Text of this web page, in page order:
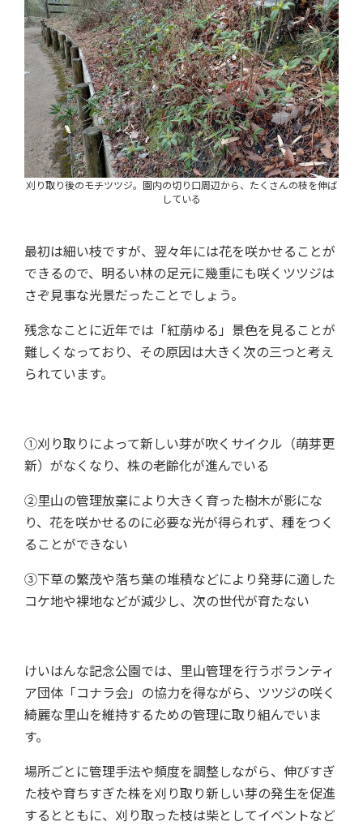
刈り取り後のモチツツジ。園内の切り口周辺から、たくさんの枝を伸ば
している
最初は細い枝ですが、翌々年には花を咲かせることが
できるので、明るい林の足元に幾重にも咲くツツジは
さぞ見事な光景だったことでしょう。
残念なことに近年では「紅萠ゆる」景色を見ることが
難しくなっており、その原因は大きく次の三つと考え
られています。
①刈り取りによって新しい芽が吹くサイクル（萌芽更
新）がなくなり、株の老齢化が進んでいる
②里山の管理放棄により大きく育った樹木が影にな
り、花を咲かせるのに必要な光が得られず、種をつく
ることができない
③下草の繁茂や落ち葉の堆積などにより発芽に適した
コケ地や裸地などが減少し、次の世代が育たない
けいはんな記念公園では、里山管理を行うボランティ
ア団体「コナラ会」の協力を得ながら、ツツジの咲く
綺麗な里山を維持するための管理に取り組んでいま
す。
場所ごとに管理手法や頻度を調整しながら、伸びすぎ
た枝や育ちすぎた株を刈り取り新しい芽の発生を促進
するとともに、刈り取った枝は柴としてイベントなど